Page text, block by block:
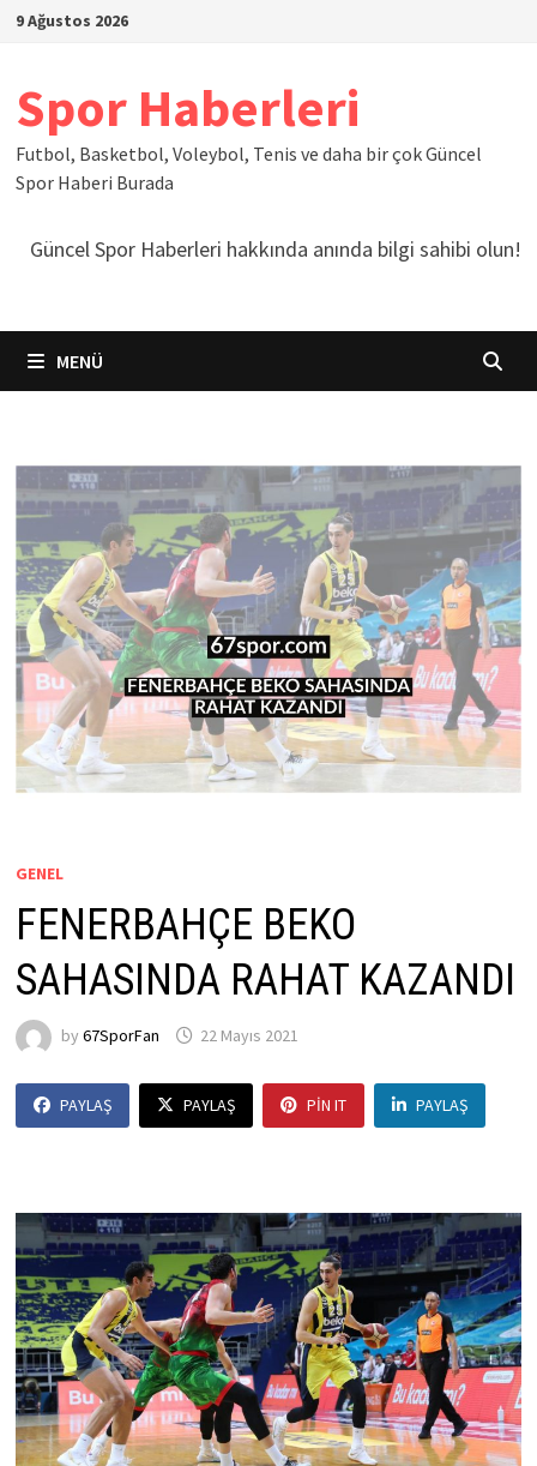
İçeriğe
9 Ağustos 2026
Spor Haberleri
Futbol, Basketbol, Voleybol, Tenis ve daha bir çok Güncel
Spor Haberi Burada
Güncel Spor Haberleri hakkında anında bilgi sahibi olun!
MENÜ
GENEL
FENERBAHÇE BEKO
SAHASINDA RAHAT KAZANDI
by 67SporFan 22 Mayıs 2021
PAYLAŞ PAYLAŞ PIN IT PAYLAŞ